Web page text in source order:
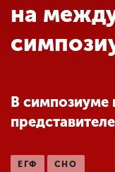
на
В симпозиуме
ЕГФ СНО